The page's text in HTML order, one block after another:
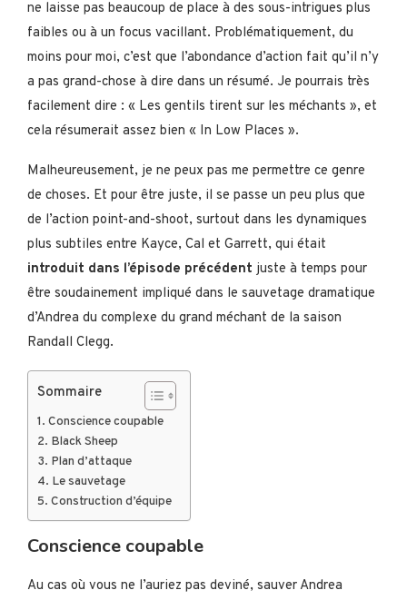
ne laisse pas beaucoup de place à des sous-intrigues plus
faibles ou à un focus vacillant. Problématiquement, du
moins pour moi, c’est que l’abondance d’action fait qu’il n’y
a pas grand-chose à dire dans un résumé. Je pourrais très
facilement dire : « Les gentils tirent sur les méchants », et
cela résumerait assez bien « In Low Places ».
Malheureusement, je ne peux pas me permettre ce genre
de choses. Et pour être juste, il se passe un peu plus que
de l’action point-and-shoot, surtout dans les dynamiques
plus subtiles entre Kayce, Cal et Garrett, qui était
introduit dans l’épisode précédent juste à temps pour
être soudainement impliqué dans le sauvetage dramatique
d’Andrea du complexe du grand méchant de la saison
Randall Clegg.
Sommaire
Conscience coupable
Black Sheep
Plan d’attaque
Le sauvetage
Construction d’équipe
Conscience coupable
Au cas où vous ne l’auriez pas deviné, sauver Andrea